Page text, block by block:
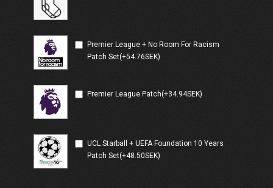
Premier League + No Room For Racism
Patch Set(+54.76SEK)
Premier League Patch(+34.94SEK)
UCL Starball + UEFA Foundation 10 Years
Patch Set(+48.50SEK)